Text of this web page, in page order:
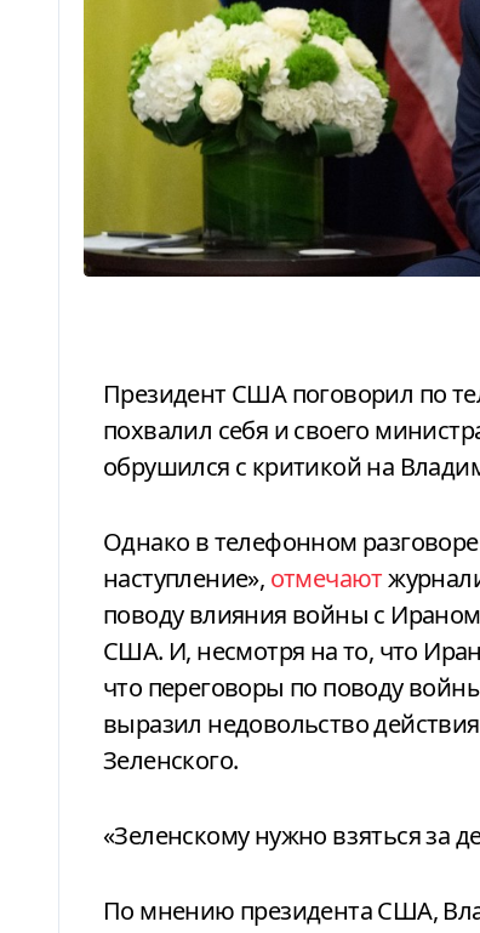
Президент США поговорил по телефону с журналистами Politico. Трамп
похвалил себя и своего
обрушился с критикой на
Однако в телефонном разговоре 5 марта Дональд Трамп «перешел в
наступление», отмечают
поводу влияния войны с
США. И, несмотря на то, что
что переговоры по поводу
выразил недовольство
Зеленского.
«Зеленскому нужно взяться за
По мнению президента США,